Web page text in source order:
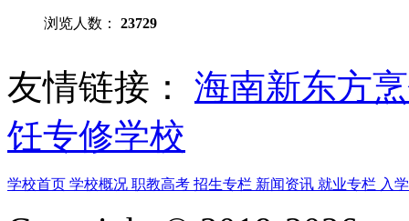
浏览人数： 23729
友情链接：
海南新东方
饪专修学校
学校首页 学校概况 职教高考 招生专栏 新闻资讯 就业专栏 入